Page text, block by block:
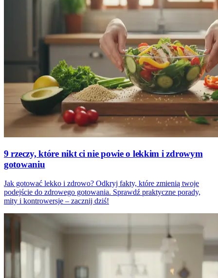
9 rzeczy, które nikt ci nie powie o lekkim i zdrowym
gotowaniu
Jak gotować lekko i zdrowo? Odkryj fakty, które zmienią twoje
podejście do zdrowego gotowania. Sprawdź praktyczne porady,
mity i kontrowersje – zacznij dziś!